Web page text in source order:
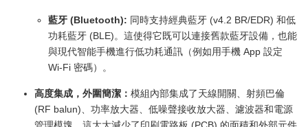
藍牙 (Bluetooth): 同時支持經典藍牙 (v4.2 BR/EDR) 和低
功耗藍牙 (BLE)。這使得它既可以連接舊款藍牙設備，也能
與現代智能手機進行低功耗通訊（例如用手機 App 設定
Wi-Fi 密碼）。
高度集成，外圍簡潔： 模組內部集成了天線開關、射頻巴倫
(RF balun)、功率放大器、低噪聲接收放大器、濾波器和電源